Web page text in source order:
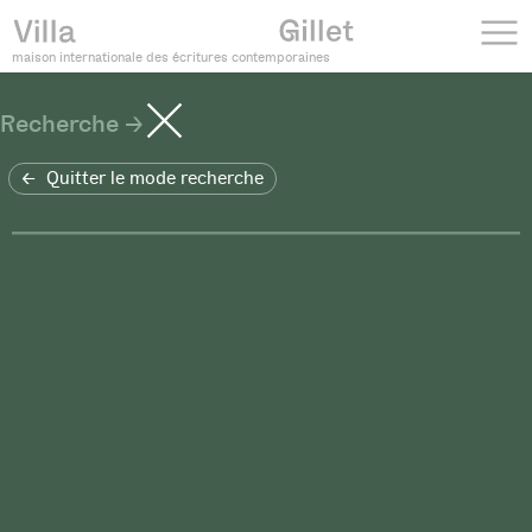
maison internationale des écritures contemporaines
Recherche
Quitter le mode recherche